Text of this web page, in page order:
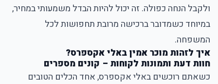
ולקבל הנחה כפולה. זה יכול להיות הבדל משמעותי במחיר,
במיוחד כשמדובר ברכישה מרובת תחפושות לכל
המשפחה.
איך לזהות מוכר אמין באלי אקספרס?
חוות דעת ותמונות לקוחות – קונים מספרים
כשאתם רוכשים באלי אקספרס, אחד הכלים הטובים